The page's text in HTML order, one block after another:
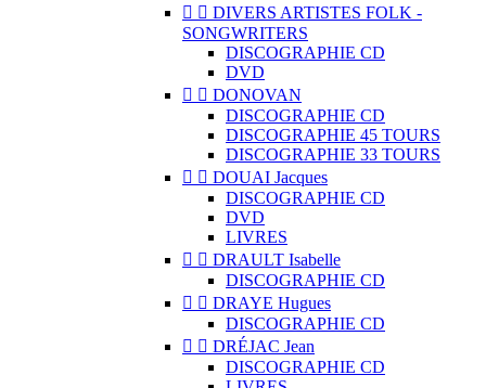
  DIVERS ARTISTES FOLK -
SONGWRITERS
DISCOGRAPHIE CD
DVD
  DONOVAN
DISCOGRAPHIE CD
DISCOGRAPHIE 45 TOURS
DISCOGRAPHIE 33 TOURS
  DOUAI Jacques
DISCOGRAPHIE CD
DVD
LIVRES
  DRAULT Isabelle
DISCOGRAPHIE CD
  DRAYE Hugues
DISCOGRAPHIE CD
  DRÉJAC Jean
DISCOGRAPHIE CD